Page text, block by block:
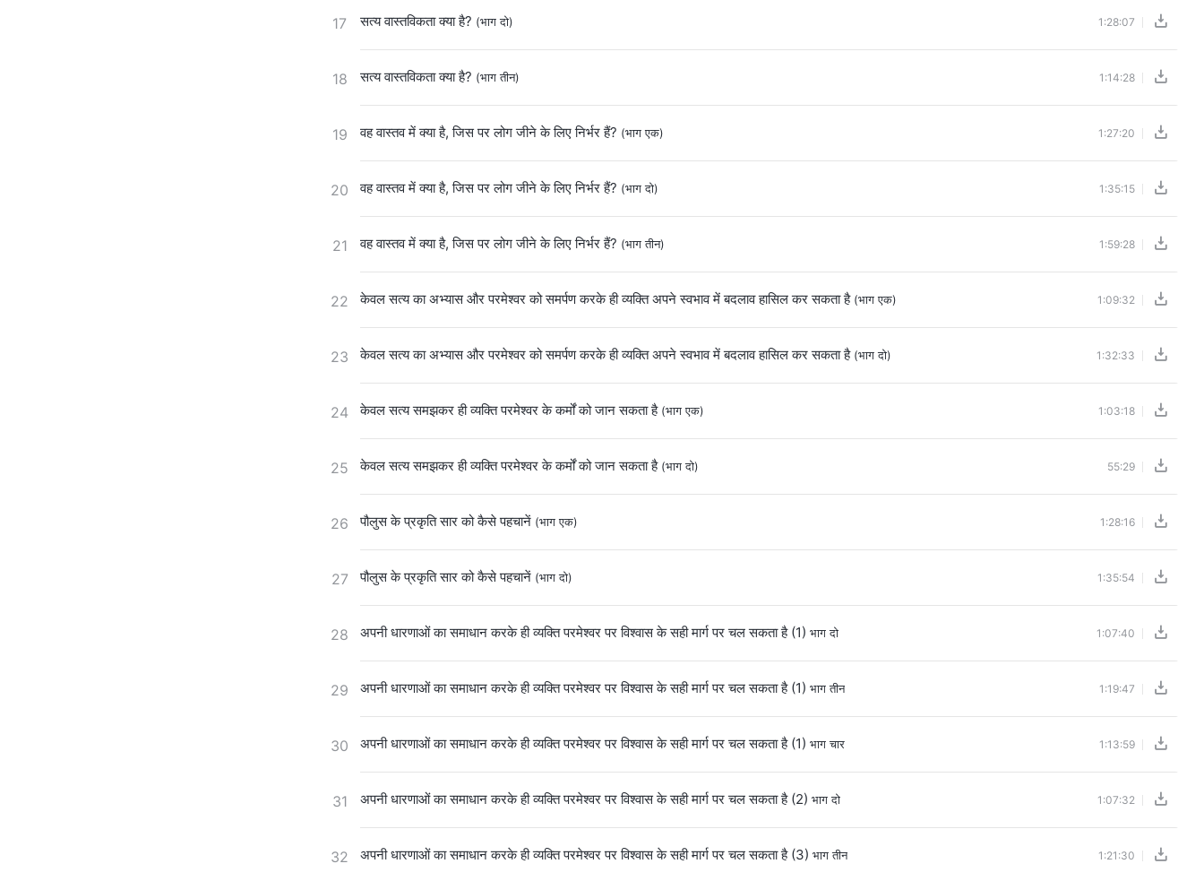
17 सत्य वास्तविकता क्या है? (भाग दो) 1:28:07
18 सत्य वास्तविकता क्या है? (भाग तीन) 1:14:28
19 वह वास्तव में क्या है, जिस पर लोग जीने के लिए निर्भर हैं? (भाग एक) 1:27:20
20 वह वास्तव में क्या है, जिस पर लोग जीने के लिए निर्भर हैं? (भाग दो) 1:35:15
21 वह वास्तव में क्या है, जिस पर लोग जीने के लिए निर्भर हैं? (भाग तीन) 1:59:28
22 केवल सत्य का अभ्यास और परमेश्वर को समर्पण करके ही व्यक्ति अपने स्वभाव में बदलाव हासिल कर सकता है (भाग एक) 1:09:32
23 केवल सत्य का अभ्यास और परमेश्वर को समर्पण करके ही व्यक्ति अपने स्वभाव में बदलाव हासिल कर सकता है (भाग दो) 1:32:33
24 केवल सत्य समझकर ही व्यक्ति परमेश्वर के कर्मों को जान सकता है (भाग एक) 1:03:18
25 केवल सत्य समझकर ही व्यक्ति परमेश्वर के कर्मों को जान सकता है (भाग दो) 55:29
26 पौलुस के प्रकृति सार को कैसे पहचानें (भाग एक) 1:28:16
27 पौलुस के प्रकृति सार को कैसे पहचानें (भाग दो) 1:35:54
28 अपनी धारणाओं का समाधान करके ही व्यक्ति परमेश्वर पर विश्वास के सही मार्ग पर चल सकता है (1) भाग दो 1:07:40
29 अपनी धारणाओं का समाधान करके ही व्यक्ति परमेश्वर पर विश्वास के सही मार्ग पर चल सकता है (1) भाग तीन 1:19:47
30 अपनी धारणाओं का समाधान करके ही व्यक्ति परमेश्वर पर विश्वास के सही मार्ग पर चल सकता है (1) भाग चार 1:13:59
31 अपनी धारणाओं का समाधान करके ही व्यक्ति परमेश्वर पर विश्वास के सही मार्ग पर चल सकता है (2) भाग दो 1:07:32
32 अपनी धारणाओं का समाधान करके ही व्यक्ति परमेश्वर पर विश्वास के सही मार्ग पर चल सकता है (3) भाग तीन 1:21:30